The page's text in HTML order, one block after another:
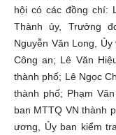
hội có các đồng chí:
Thành ủy, Trưởng
Nguyễn Văn Long,
Công an; Lê Văn
thành phố; Lê Ngọc
thành phố; Phạm
ban MTTQ VN thành
ương, Ủy ban kiểm